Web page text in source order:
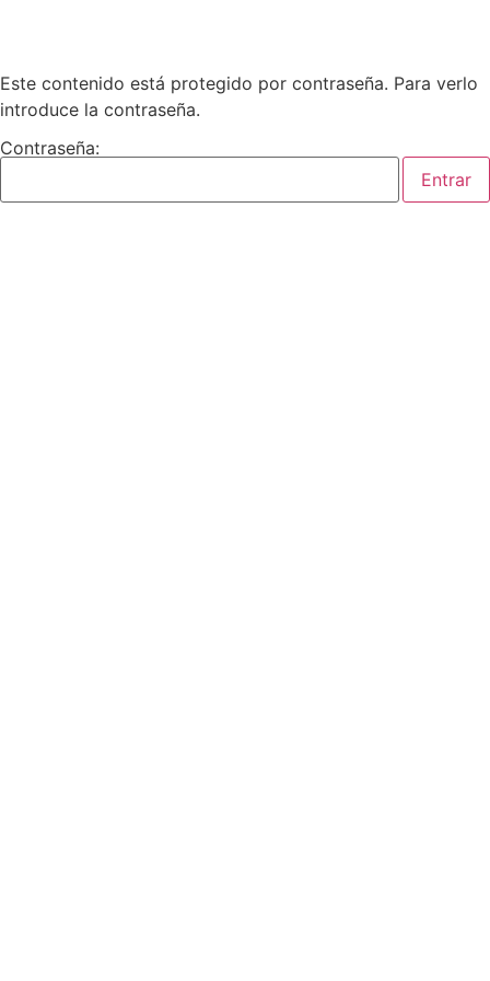
Este contenido está protegido por contraseña. Para verlo
introduce la contraseña.
Contraseña: